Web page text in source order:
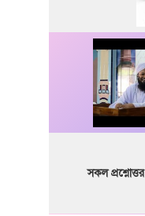
সকল প্রশ্নোত্তর